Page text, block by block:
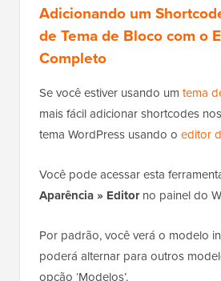
Adicionando um
de Tema de Bloco com o
Completo
Se você estiver usando um tema
mais fácil adicionar shortcodes
tema WordPress usando o editor
Você pode acessar esta
Aparência » Editorno painel do
Por padrão, você verá o modelo
poderá alternar para outros
opção ‘Modelos’.